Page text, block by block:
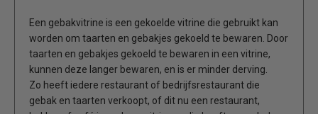
Een gebakvitrine is een gekoelde vitrine die gebruikt kan
worden om taarten en gebakjes gekoeld te bewaren. Door
taarten en gebakjes gekoeld te bewaren in een vitrine,
kunnen deze langer bewaren, en is er minder derving.
Zo heeft iedere restaurant of bedrijfsrestaurant die
gebak en taarten verkoopt, of dit nu een restaurant,